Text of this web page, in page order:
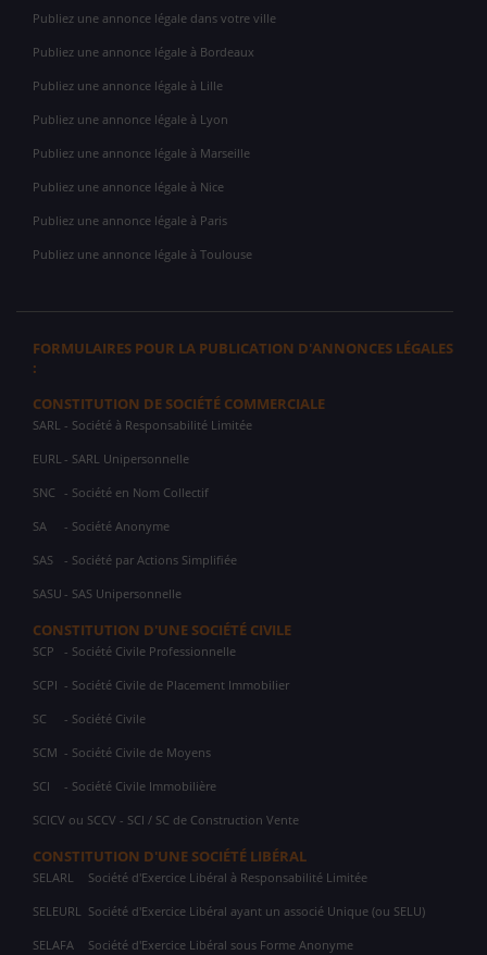
Publiez une annonce légale dans votre ville
Publiez une annonce légale à Bordeaux
Publiez une annonce légale à Lille
Publiez une annonce légale à Lyon
Publiez une annonce légale à Marseille
Publiez une annonce légale à Nice
Publiez une annonce légale à Paris
Publiez une annonce légale à Toulouse
FORMULAIRES POUR LA PUBLICATION D'ANNONCES LÉGALES
:
CONSTITUTION DE SOCIÉTÉ COMMERCIALE
SARL - Société à Responsabilité Limitée
EURL - SARL Unipersonnelle
SNC - Société en Nom Collectif
SA - Société Anonyme
SAS - Société par Actions Simplifiée
SASU - SAS Unipersonnelle
CONSTITUTION D'UNE SOCIÉTÉ CIVILE
SCP - Société Civile Professionnelle
SCPI - Société Civile de Placement Immobilier
SC - Société Civile
SCM - Société Civile de Moyens
SCI - Société Civile Immobilière
SCICV ou SCCV - SCI / SC de Construction Vente
CONSTITUTION D'UNE SOCIÉTÉ LIBÉRAL
SELARL Société d'Exercice Libéral à Responsabilité Limitée
SELEURL Société d'Exercice Libéral ayant un associé Unique (ou SELU)
SELAFA Société d'Exercice Libéral sous Forme Anonyme